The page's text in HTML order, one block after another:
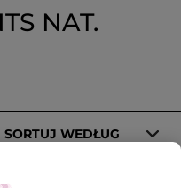
NAT.
SORTUJ WEDŁUG